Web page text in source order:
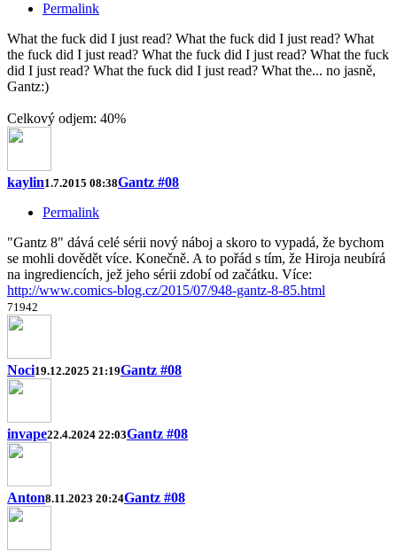
Permalink
What the fuck did I just read? What the fuck did I just read? What
the fuck did I just read? What the fuck did I just read? What the fuck
did I just read? What the fuck did I just read? What the... no jasně,
Gantz:)
Celkový odjem: 40%
kaylin1.7.2015 08:38Gantz #08
Permalink
"Gantz 8" dává celé sérii nový náboj a skoro to vypadá, že bychom
se mohli dovědět více. Konečně. A to pořád s tím, že Hiroja neubírá
na ingrediencích, jež jeho sérii zdobí od začátku. Více:
http://www.comics-blog.cz/2015/07/948-gantz-8-85.html
71942
Noci19.12.2025 21:19Gantz #08
invape22.4.2024 22:03Gantz #08
Anton8.11.2023 20:24Gantz #08